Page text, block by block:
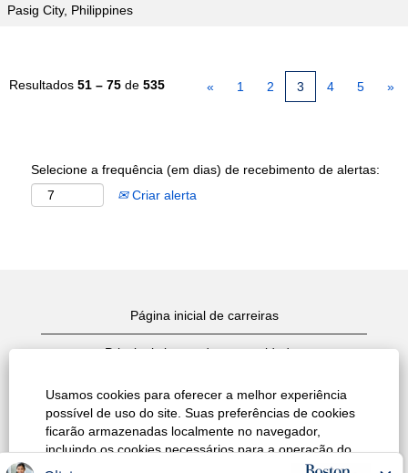
Usamos cookies para oferecer a melhor experiência
possível de uso do site. Suas preferências de cookies
ficarão armazenadas localmente no navegador,
incluindo os cookies necessários para a operação do
site. Além disso, a qualquer momento você pode
Pasig City, Philippines
Resultados 51 – 75 de 535 « 1 2 3 4 5 »
Selecione a frequência (em dias) de recebimento de alertas:
Criar alerta
Página inicial de carreiras
Principais busca de oportunidades
Exibir todas as oportunidades
Política de Privacidade do site